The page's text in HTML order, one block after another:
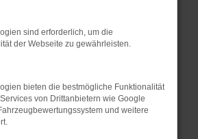
sind erforderlich, um die
der Webseite zu gewährleisten.
bieten die bestmögliche Funktionalität
von Drittanbietern wie Google
und weitere